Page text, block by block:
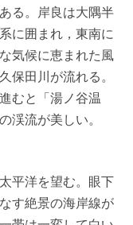
る。岸良は大隅半
に囲まれ，東南に
気候に恵まれた風
保田川が流れる。
むと「湯ノ谷温
渓流が美しい。
平洋を望む。眼下
す絶景の海岸線が